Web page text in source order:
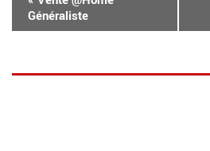
Généraliste